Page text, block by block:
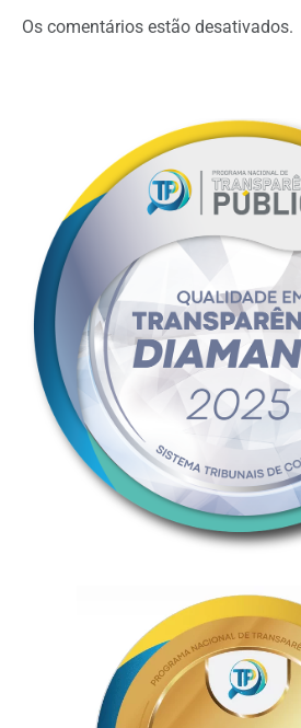
Os comentários estão desativados.